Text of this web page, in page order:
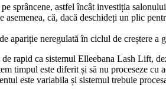
sprâncene, astfel încât investiția
că, dacă deschideți un plic
apariție neregulată în ciclul de creștere a
rapid ca sistemul Elleebana Lash Lift,
timpul este diferit și să nu proceseze
este variabila și sistemul trebuie